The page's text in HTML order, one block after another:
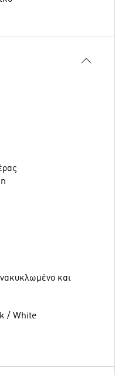
και
/ White